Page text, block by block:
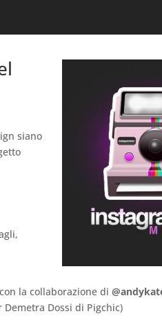
siano
la collaborazione di
Dossi di Pigchic)